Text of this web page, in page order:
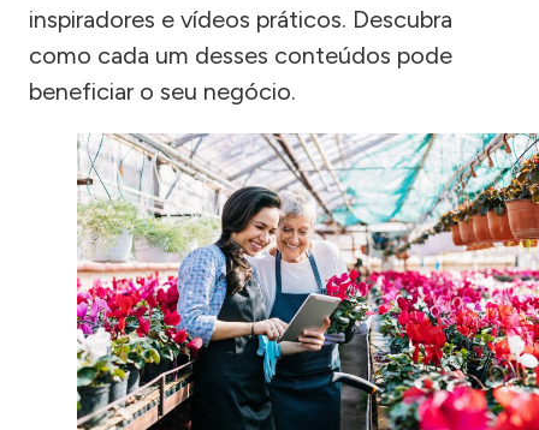
inspiradores e vídeos práticos. Descubra
como cada um desses conteúdos pode
beneficiar o seu negócio.